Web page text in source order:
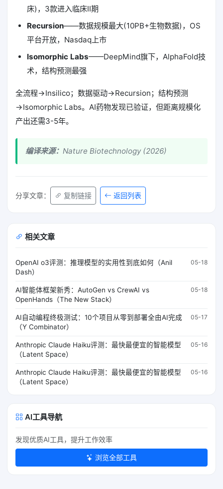
床)，3款进入临床II期
Recursion——数据规模最大(10PB+生物数据)，OS
平台开放，Nasdaq上市
Isomorphic Labs——DeepMind旗下，AlphaFold技
术，结构预测最强
全流程→Insilico；数据驱动→Recursion；结构预测
→Isomorphic Labs。AI药物发现已验证，但距离规模化
产出还需3-5年。
编译来源： Nature Biotechnology (2026)
分享文章： 复制链接 返回列表
相关文章
OpenAI o3评测：推理模型的实用性到底如何（Anil
Dash）
05-18
AI智能体框架新秀：AutoGen vs CrewAI vs
OpenHands（The New Stack）
05-18
AI自动编程终极测试：10个项目从零到部署全由AI完成
（Y Combinator）
05-17
Anthropic Claude Haiku评测：最快最便宜的智能模型
（Latent Space）
05-16
Anthropic Claude Haiku评测：最快最便宜的智能模型
（Latent Space）
05-16
AI工具导航
发现优质AI工具，提升工作效率
浏览全部工具